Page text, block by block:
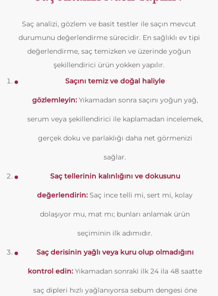
Saç analizi, gözlem ve basit testler ile saçın mevcut
durumunu değerlendirme sürecidir. En sağlıklı ev tipi
değerlendirme, saç temizken ve üzerinde yoğun
şekillendirici ürün yokken yapılır.
Saçını temiz ve doğal haliyle
gözlemleyin:Yıkamadan sonra saçını yoğun yağ,
serum veya şekillendirici ile kaplamadan incelemek,
gerçek doku ve parlaklığı daha net görmenizi
sağlar.
Saç tellerinin kalınlığını ve dokusunu
değerlendirin: Saç ince telli mi, sert mi, kolay
dolaşıyor mu, mat mı; bunları anlamak ürün
seçiminin ilk adımıdır.
Saç derisinin yağlı veya kuru olup olmadığını
kontrol edin: Yıkamadan sonraki ilk 24 ila 48 saatte
saç dipleri hızlı yağlanıyorsa sebum dengesi öne